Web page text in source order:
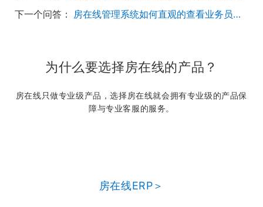
下一个问答：
房在线管理系统如何直观的查看业务员的带看数据和带看内容？
为什么要选择房在线的产品？
房在线只做专业级产品，选择房在线就会拥有专业级的产品保
障与专业客服的服务。
房在线ERP＞